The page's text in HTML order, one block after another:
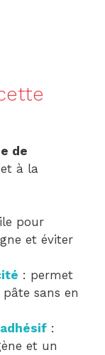
de
à la
pour
et éviter
: permet
sans en
:
et un